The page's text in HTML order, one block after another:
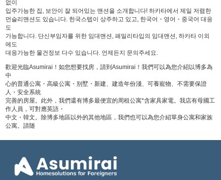
없이
입주가능한 집, 보안이 잘 되어있는 맨션을 소개합니다! 하카타에서 제일 저렴한
먼슬리맨션도 있습니다. 한국스텝이 상주하고 있고, 한국어・영어・중국어 대응
도
가능합니다. 단신부임자를 위한 임대맨션, 패밀리타입의 임대맨션, 하카타 이외
에도
대응가능한 물건정보 다수 있습니다. 언제든지 문의주세요.
歡迎光臨Asumirai！如您想要找房，請到Asumirai！我們可以為您介紹以博多為
中
心的普通公寓・高級公寓・别墅・新建、建造年份淺、可養寵物、不需要保證
人・安全系統
完善的房屋。此外，我們還有博多最便宜的周租公寓*含家具家電。我店有母國工
作人員，可對應英語・
中文・韓文。除博多地區以外的其他地區，我們也可以為您介紹單身公寓和家族
公寓。請随